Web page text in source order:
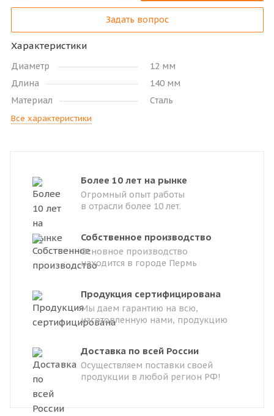
Задать вопрос
Характеристики
Диаметр
12 мм
Длина
140 мм
Материал
Сталь
Все характеристики
Более 10 лет на рынке
Огромный опыт работы
в отрасли более 10 лет.
Собственное производство
Основное производство
находится в городе Пермь
Продукция сертифицирована
Мы даем гарантию на всю,
изготовленную нами, продукцию
Доставка по всей России
Осуществляем поставки своей
продукции в любой регион РФ!